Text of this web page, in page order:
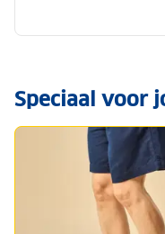
Speciaal voor